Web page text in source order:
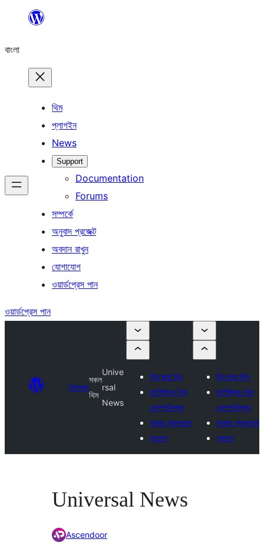
যান
বাংলা
থিম
প্লাগইন
News
Support
Documentation
Forums
সম্পর্কে
অনুবাদ প্রজেক্ট
অবদান রাখুন
যোগাযোগ
ওয়ার্ডপ্রেস পান
ওয়ার্ডপ্রেস পান
থিমসমূহ
সকল
থিম
Unive
rsal
News
থিম জমা দিন
বাণিজ্যিক থিম
কোম্পানিসমূহ
আমার পছন্দগুলো
প্রবেশ
থিম জমা দিন
বাণিজ্যিক থিম
কোম্পানিসমূহ
আমার পছন্দগুলো
প্রবেশ
Universal News
Ascendoor